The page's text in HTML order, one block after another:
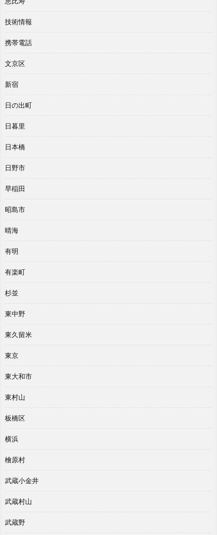
技術情報
携帯電話
文京区
新宿
日の出町
日暮里
日本橋
日野市
早稲田
昭島市
晴海
有明
有楽町
杉並
東中野
東久留米
東京
東大和市
東村山
板橋区
横浜
檜原村
武蔵小金井
武蔵村山
武蔵野